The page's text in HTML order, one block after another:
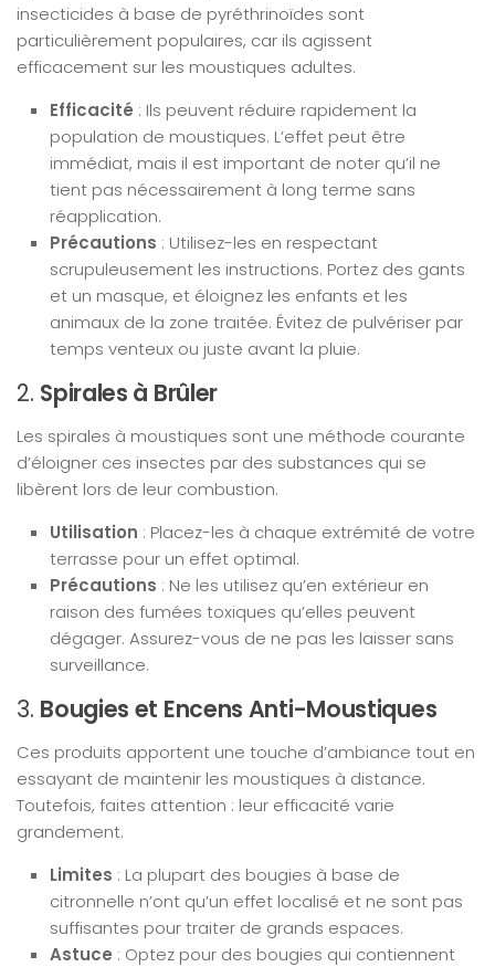
insecticides à base de pyréthrinoïdes sont
particulièrement populaires, car ils agissent
efficacement sur les moustiques adultes.
Efficacité : Ils peuvent réduire rapidement la
population de moustiques. L’effet peut être
immédiat, mais il est important de noter qu’il ne
tient pas nécessairement à long terme sans
réapplication.
Précautions : Utilisez-les en respectant
scrupuleusement les instructions. Portez des gants
et un masque, et éloignez les enfants et les
animaux de la zone traitée. Évitez de pulvériser par
temps venteux ou juste avant la pluie.
2. Spirales à Brûler
Les spirales à moustiques sont une méthode courante
d’éloigner ces insectes par des substances qui se
libèrent lors de leur combustion.
Utilisation : Placez-les à chaque extrémité de votre
terrasse pour un effet optimal.
Précautions : Ne les utilisez qu’en extérieur en
raison des fumées toxiques qu’elles peuvent
dégager. Assurez-vous de ne pas les laisser sans
surveillance.
3. Bougies et Encens Anti-Moustiques
Ces produits apportent une touche d’ambiance tout en
essayant de maintenir les moustiques à distance.
Toutefois, faites attention : leur efficacité varie
grandement.
Limites : La plupart des bougies à base de
citronnelle n’ont qu’un effet localisé et ne sont pas
suffisantes pour traiter de grands espaces.
Astuce : Optez pour des bougies qui contiennent